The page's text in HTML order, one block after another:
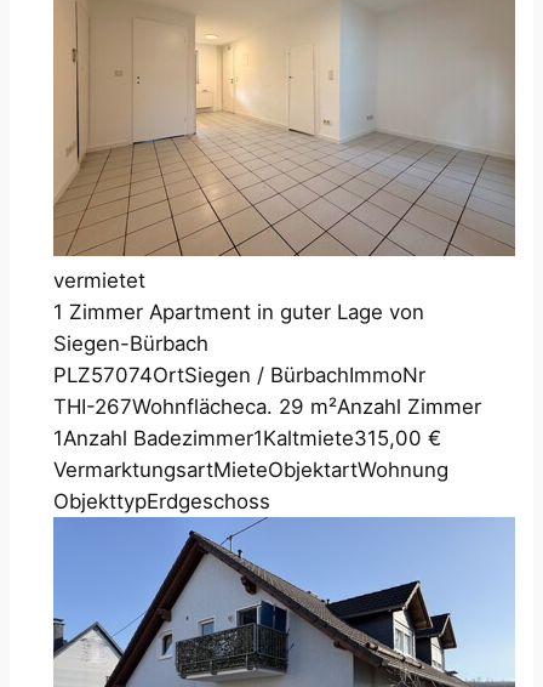
vermietet
1 Zimmer Apartment in guter Lage von
Siegen-Bürbach
PLZ57074OrtSiegen / BürbachImmoNr
THI-267Wohnflächeca. 29 m²Anzahl Zimmer
1Anzahl Badezimmer1Kaltmiete315,00 €
VermarktungsartMieteObjektartWohnung
ObjekttypErdgeschoss